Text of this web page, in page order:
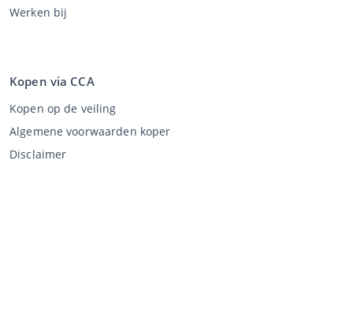
Werken bij
Kopen via CCA
Kopen op de veiling
Algemene voorwaarden koper
Disclaimer